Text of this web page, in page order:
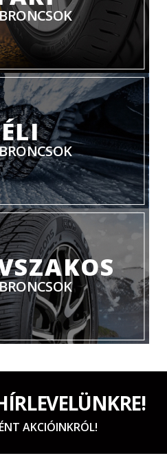
AKCIÓINKRÓL!